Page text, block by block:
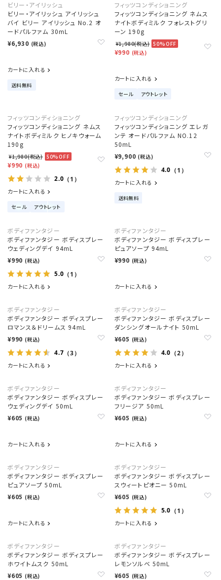
ビリー・アイリッシュ
ビリー・アイリッシュ アイリッシュ
バイ ビリー アイリッシュ No.2 オ
ードパルファム 30mL
¥6,930 (税込)
カートに入れる
送料無料
フィッツコンディショニング
フィッツコンディショニング ネムス
ナイトボディミルク フォレストグリ
ーン 190g
¥1,980(税込) 50%OFF
¥990 (税込)
カートに入れる
セール アウトレット
フィッツコンディショニング
フィッツコンディショニング ネムス
ナイトボディミルク ヒノキウォーム
190g
¥1,980(税込) 50%OFF
¥990 (税込)
2.0 （1）
カートに入れる
セール アウトレット
フィッツコンディショニング
フィッツコンディショニング エレガ
ンテ オードパルファム NO.12
50mL
¥9,900 (税込)
4.0 （1）
カートに入れる
送料無料
ボディファンタジー
ボディファンタジー ボディスプレー
ウェディングデイ 94mL
¥990 (税込)
5.0 （1）
カートに入れる
ボディファンタジー
ボディファンタジー ボディスプレー
ピュアソープ 94mL
¥990 (税込)
カートに入れる
ボディファンタジー
ボディファンタジー ボディスプレー
ロマンス＆ドリームス 94mL
¥990 (税込)
4.7 （3）
カートに入れる
ボディファンタジー
ボディファンタジー ボディスプレー
ダンシングオールナイト 50mL
¥605 (税込)
4.0 （2）
カートに入れる
ボディファンタジー
ボディファンタジー ボディスプレー
ウェディングデイ 50mL
¥605 (税込)
カートに入れる
ボディファンタジー
ボディファンタジー ボディスプレー
フリージア 50mL
¥605 (税込)
カートに入れる
ボディファンタジー
ボディファンタジー ボディスプレー
ピュアソープ 50mL
¥605 (税込)
カートに入れる
ボディファンタジー
ボディファンタジー ボディスプレー
スウィートピオニー 50mL
¥605 (税込)
5.0 （1）
カートに入れる
ボディファンタジー
ボディファンタジー ボディスプレー
ホワイトムスク 50mL
¥605 (税込)
ボディファンタジー
ボディファンタジー ボディスプレー
レモンソルベ 50mL
¥605 (税込)